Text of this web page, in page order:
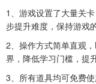
1、游戏设置了大量关
步提升难度，保持游戏
2、操作方式简单直观
界，降低学习门槛，提
3、所有道具均可免费